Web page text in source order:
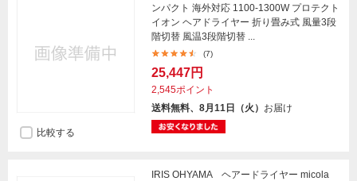
ンパクト 海外対応 1100-1300W プロテクト
イオン ヘアドライヤー 折り畳み式 風量3段
階切替 風温3段階切替 ...
(7)
25,447円
2,545ポイント
送料無料、8月11日（火） お届け
比較する
IRIS OHYAMA ヘアードライヤー micola